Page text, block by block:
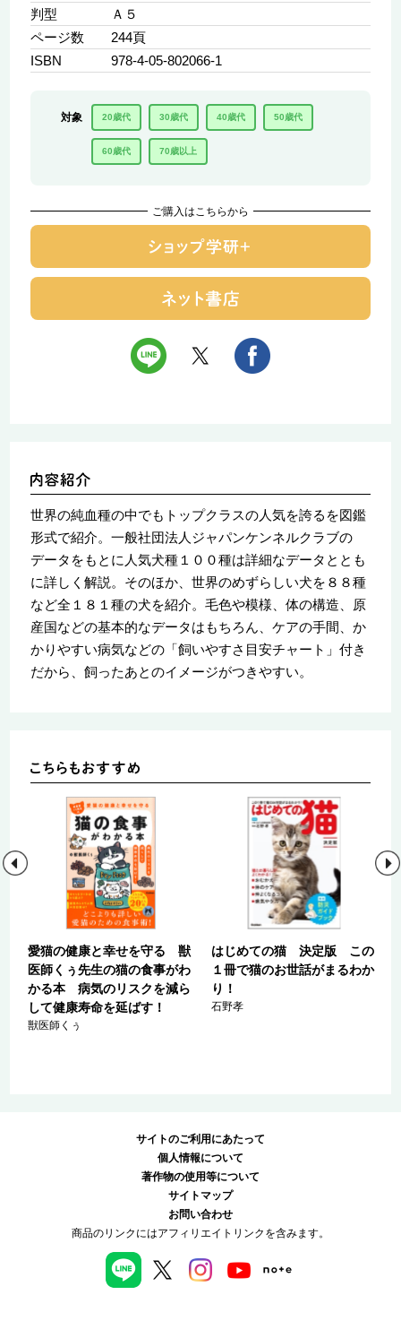
判型
Ａ５
ページ数
244頁
ISBN
978-4-05-802066-1
対象 20歳代 30歳代 40歳代 50歳代
60歳代 70歳以上
ご購入はこちらから
世界の純血種の中でもトップクラスの人気を誇るを図鑑
形式で紹介。一般社団法人ジャパンケンネルクラブの
データをもとに人気犬種１００種は詳細なデータととも
に詳しく解説。そのほか、世界のめずらしい犬を８８種
など全１８１種の犬を紹介。毛色や模様、体の構造、原
産国などの基本的なデータはもちろん、ケアの手間、か
かりやすい病気などの「飼いやすさ目安チャート」付き
だから、飼ったあとのイメージがつきやすい。
愛猫の健康と幸せを守る 獣
医師くぅ先生の猫の食事がわ
かる本 病気のリスクを減ら
して健康寿命を延ばす！
獣医師くぅ
はじめての猫 決定版 この
１冊で猫のお世話がまるわか
り！
石野孝
サイトのご利用にあたって
個人情報について
著作物の使用等について
サイトマップ
お問い合わせ
商品のリンクにはアフィリエイトリンクを含みます。